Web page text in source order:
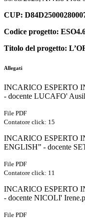
CUP:
Codice progetto:
Titolo del progetto:
Allegati
INCARICO ESPERTO
- docente LUCAFO'
File PDF
Contatore click: 15
INCARICO ESPERTO
ENGLISH” - docente
File PDF
Contatore click: 11
INCARICO ESPERTO
- docente NICOLI'
File PDF